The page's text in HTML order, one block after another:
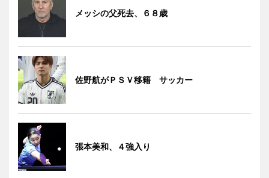
メッシの父死去、６８歳
佐野航がＰＳＶ移籍 サッカー
張本美和、４強入り